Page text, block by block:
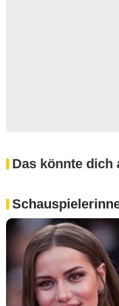
Das könnte dich